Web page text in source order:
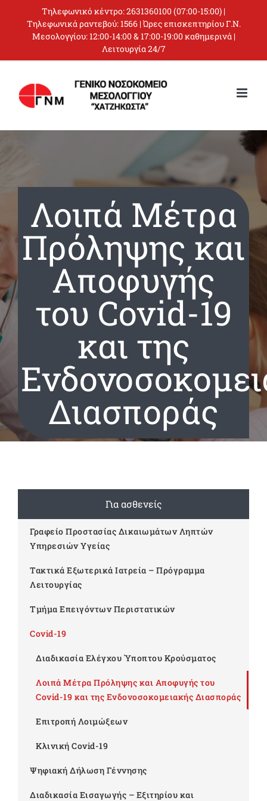
content
Τηλεφωνικό κέντρο:2631360100(07:00-15:00) |
Τηλεφωνικά ραντεβού:1566| Ώρες επισκεπτηρίου Γ.Ν.
Μεσολογγίου: 12:00-14:00 & 17:00-19:00 καθημερινά |
Λειτουργία 24/7
Λοιπά Μέτρα
Πρόληψης και
Αποφυγής
του Covid-19
και της
Διασποράς
Για ασθενείς
Γραφείο Προστασίας Δικαιωμάτων Ληπτών
Υπηρεσιών Υγείας
Τακτικά Εξωτερικά Ιατρεία – Πρόγραμμα
Λειτουργίας
Τμήμα Επειγόντων Περιστατικών
Covid-19
Διαδικασία Ελέγχου Ύποπτου Κρούσματος
Λοιπά Μέτρα Πρόληψης και Αποφυγής του
Covid-19 και της Ενδονοσοκομειακής Διασποράς
Επιτροπή Λοιμώξεων
Κλινική Covid-19
Ψηφιακή Δήλωση Γέννησης
Διαδικασία Εισαγωγής – Εξιτηρίου και